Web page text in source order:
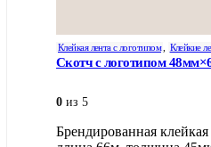
Клейкая лента с логотипом, Клейкие
Скотч с логотипом
0 из 5
Брендированная